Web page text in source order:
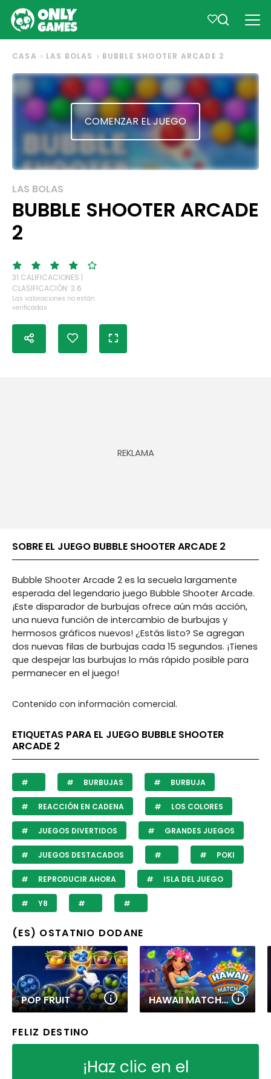
CASA LAS BOLAS BUBBLE SHOOTER ARCADE 2
COMENZAR EL JUEGO
LAS BOLAS
BUBBLE SHOOTER ARCADE
2
31 CALIFICACIONES |
CLASIFICACIÓN: 3.6
Las valoraciones no están
verificadas
SOBRE EL JUEGO BUBBLE SHOOTER ARCADE 2
Bubble Shooter Arcade 2 es la secuela largamente
esperada del legendario juego Bubble Shooter Arcade.
¡Este disparador de burbujas ofrece aún más acción,
una nueva función de intercambio de burbujas y
hermosos gráficos nuevos! ¿Estás listo? Se agregan
dos nuevas filas de burbujas cada 15 segundos. ¡Tienes
que despejar las burbujas lo más rápido posible para
permanecer en el juego!
Contenido con información comercial.
ETIQUETAS PARA EL JUEGO BUBBLE SHOOTER
ARCADE 2
BURBUJAS BURBUJA
REACCIÓN EN CADENA LOS COLORES
JUEGOS DIVERTIDOS GRANDES JUEGOS
JUEGOS DESTACADOS POKI
REPRODUCIR AHORA ISLA DEL JUEGO
Y8
(ES) OSTATNIO DODANE
POP FRUIT HAWAII MATCH 6
FELIZ DESTINO
¡Haz clic en el